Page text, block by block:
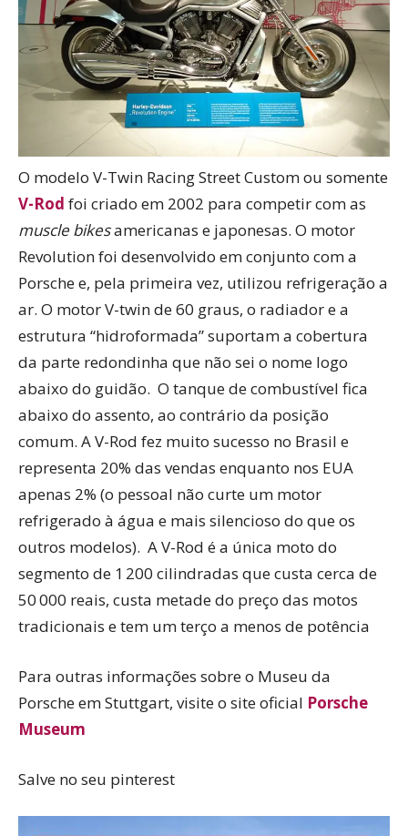
O modelo V-Twin Racing Street Custom ou somente
V-Rod foi criado em 2002 para competir com as
muscle bikesamericanas e japonesas. O motor
Revolution foi desenvolvido em conjunto com a
Porsche e, pela primeira vez, utilizou refrigeração a
ar. O motor V-twin de 60 graus, o radiador e a
estrutura “hidroformada” suportam a cobertura
da parte redondinha que não sei o nome logo
abaixo do guidão. O tanque de combustível fica
abaixo do assento, ao contrário da posição
comum. A V-Rod fez muito sucesso no Brasil e
representa 20% das vendas enquanto nos EUA
apenas 2% (o pessoal não curte um motor
refrigerado à água e mais silencioso do que os
outros modelos). A V-Rod é a única moto do
segmento de 1 200 cilindradas que custa cerca de
50 000 reais, custa metade do preço das motos
tradicionais e tem um terço a menos de potência
Para outras informações sobre o Museu da
Porsche em Stuttgart, visite o site oficial Porsche
Museum
Salve no seu pinterest